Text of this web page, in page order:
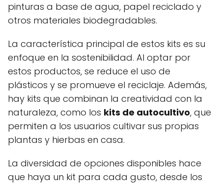
pinturas a base de agua, papel reciclado y
otros materiales biodegradables.
La característica principal de estos kits es su
enfoque en la sostenibilidad. Al optar por
estos productos, se reduce el uso de
plásticos y se promueve el reciclaje. Además,
hay kits que combinan la creatividad con la
naturaleza, como los kits de autocultivo, que
permiten a los usuarios cultivar sus propias
plantas y hierbas en casa.
La diversidad de opciones disponibles hace
que haya un kit para cada gusto, desde los